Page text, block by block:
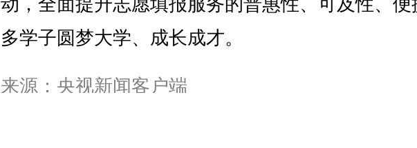
多学子圆梦大学、成长成才。
来源：央视新闻客户端